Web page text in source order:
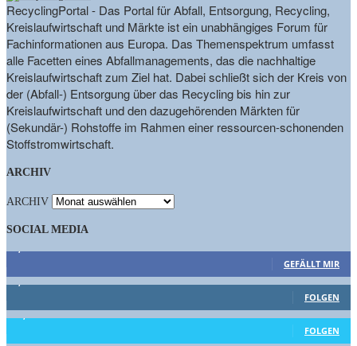
RecyclingPortal - Das Portal für Abfall, Entsorgung, Recycling,
Kreislaufwirtschaft und Märkte ist ein unabhängiges Forum für
Fachinformationen aus Europa. Das Themenspektrum umfasst
alle Facetten eines Abfallmanagements, das die nachhaltige
Kreislaufwirtschaft zum Ziel hat. Dabei schließt sich der Kreis von
der (Abfall-) Entsorgung über das Recycling bis hin zur
Kreislaufwirtschaft und den dazugehörenden Märkten für
(Sekundär-) Rohstoffe im Rahmen einer ressourcen-schonenden
Stoffstromwirtschaft.
ARCHIV
ARCHIV
SOCIAL MEDIA
GEFÄLLT MIR
FOLGEN
FOLGEN